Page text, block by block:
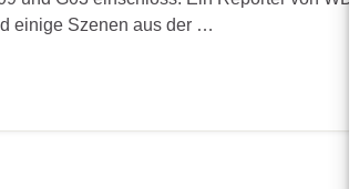
einige Szenen aus der …